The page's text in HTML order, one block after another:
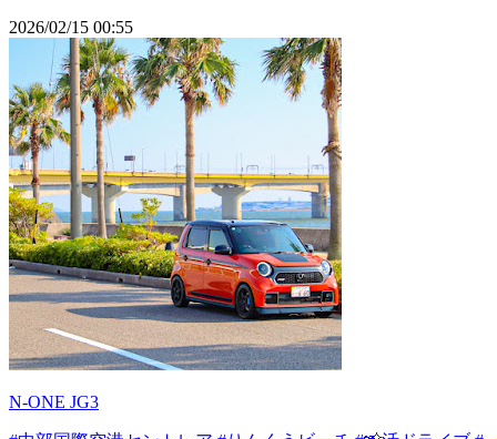
2026/02/15 00:55
N-ONE JG3